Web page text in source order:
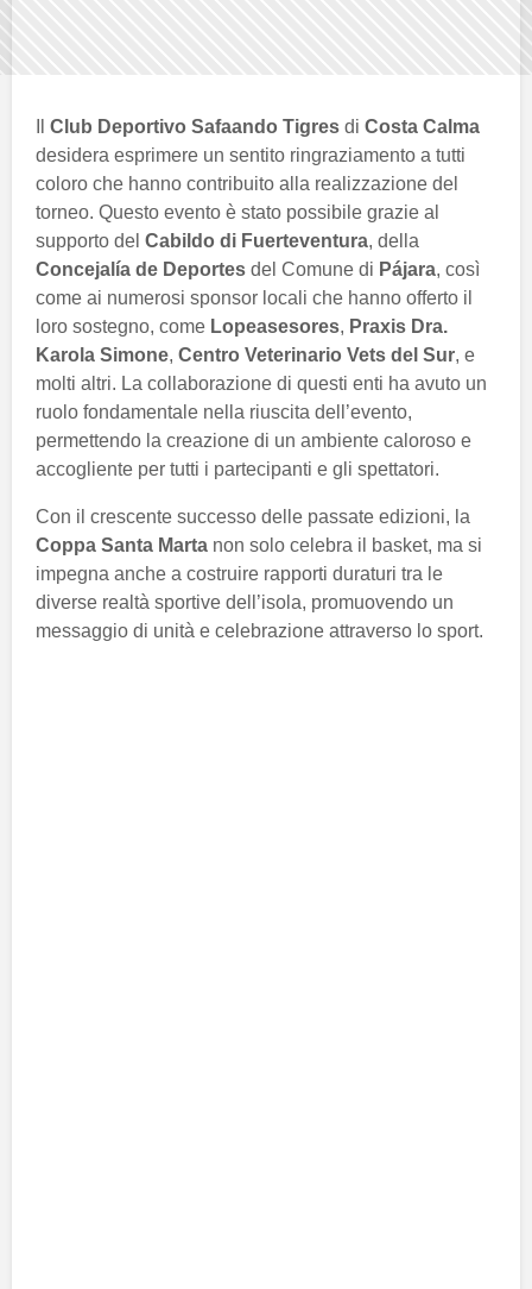
Club Deportivo Safaando Tigres di Costa Calma
desidera esprimere un sentito ringraziamento a tutti
coloro che hanno contribuito alla realizzazione del
torneo. Questo evento è stato possibile grazie al
supporto del Cabildo di Fuerteventura, della
Concejalía de Deportes del Comune di Pájara, così
come ai numerosi sponsor locali che hanno offerto il
loro sostegno, come Lopeasesores, Praxis Dra.
Karola Simone, Centro Veterinario Vets del Sur, e
molti altri. La collaborazione di questi enti ha avuto un
ruolo fondamentale nella riuscita dell’evento,
permettendo la creazione di un ambiente caloroso e
accogliente per tutti i partecipanti e gli spettatori.
Con il crescente successo delle passate edizioni, la
Coppa Santa Marta non solo celebra il basket, ma si
impegna anche a costruire rapporti duraturi tra le
diverse realtà sportive dell’isola, promuovendo un
messaggio di unità e celebrazione attraverso lo sport.